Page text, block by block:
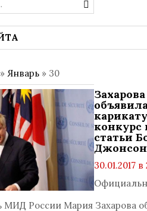
» Январь » 30
Захарова
конкурс
статьи
30.01.2017 в
1573
МИД России Мария Захарова